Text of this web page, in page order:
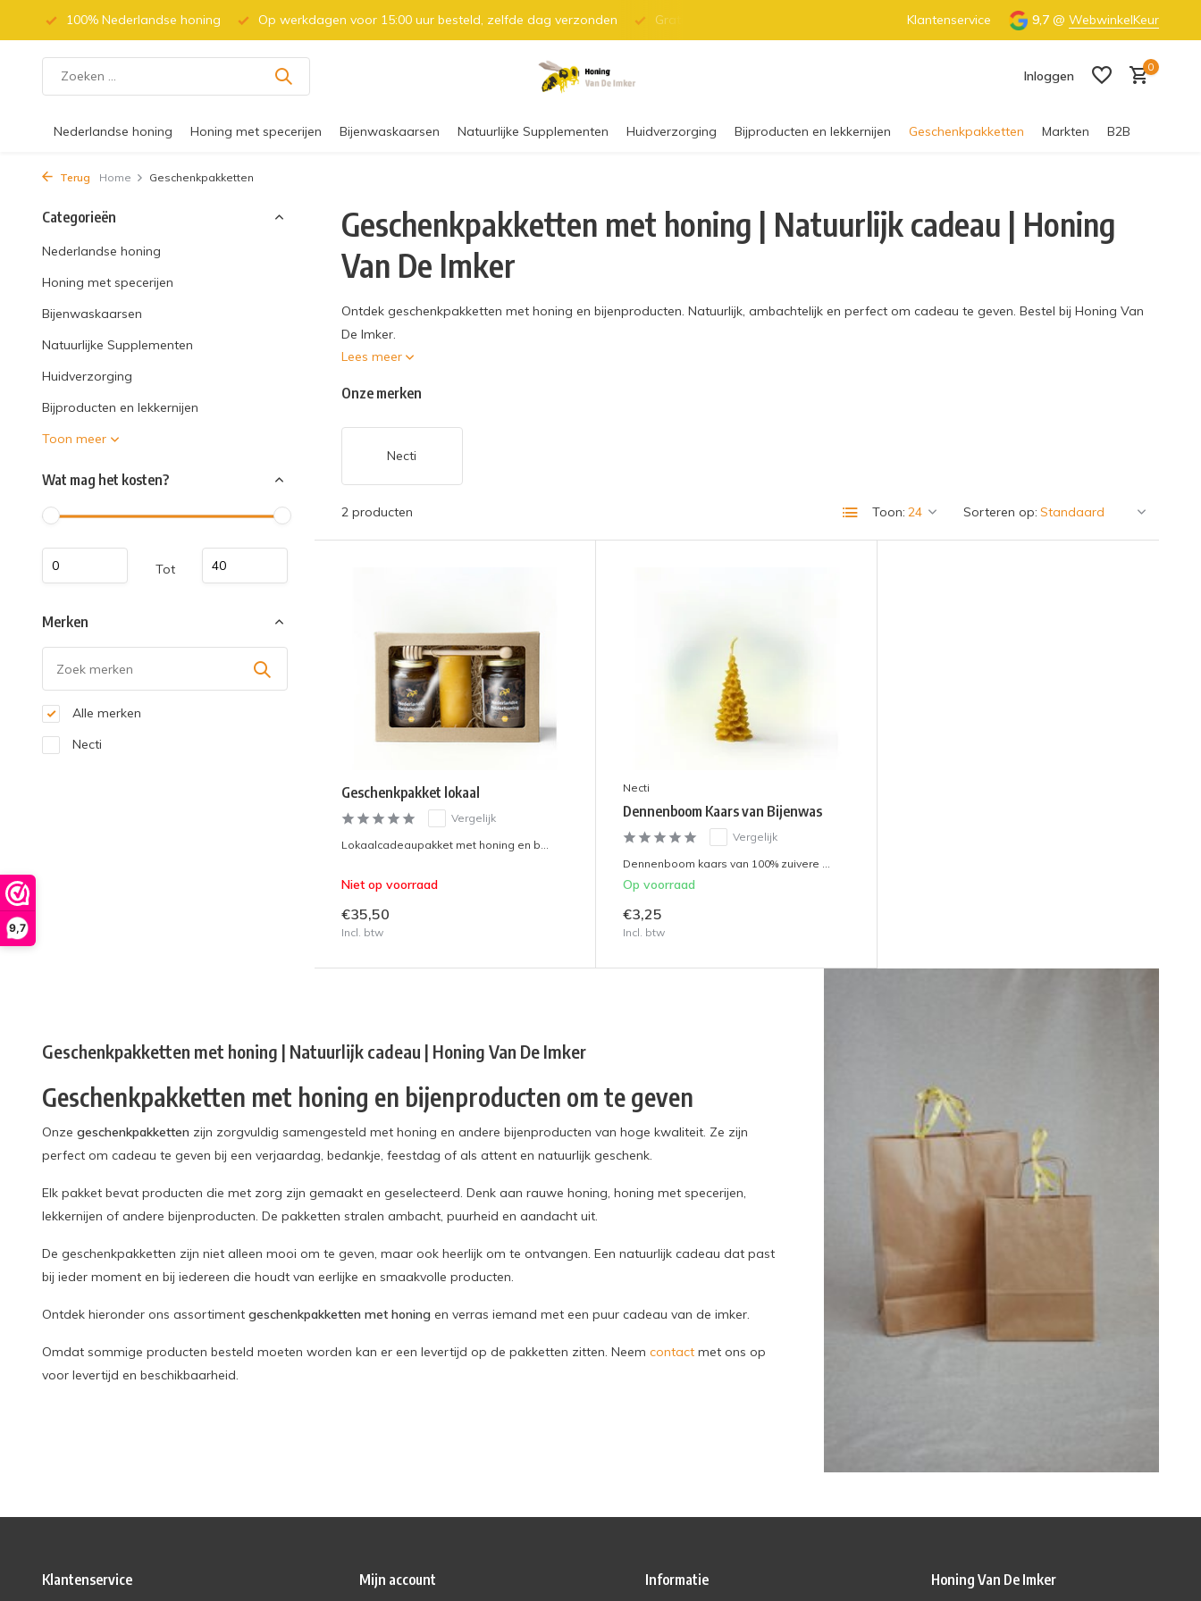
9,7
100% Nederlandse honing Op werkdagen voor 15:00 uur besteld, zelfde dag verzonden Gratis verzending vanaf €55 (NL) & €65 (BE) 100% Nederlandse honing
Klantenservice 9,7 @ WebwinkelKeur
Inloggen
Account aanmaken
0
Nederlandse honing Honing met specerijen Bijenwaskaarsen Natuurlijke Supplementen Huidverzorging Bijproducten en lekkernijen Geschenkpakketten Markten B2B
Terug Home Geschenkpakketten
Categorieën
Nederlandse honing
Honing met specerijen
Bijenwaskaarsen
Natuurlijke Supplementen
Huidverzorging
Bijproducten en lekkernijen
Toon meer
Wat mag het kosten?
Tot
Merken
Alle merken
Necti
Geschenkpakketten met honing | Natuurlijk cadeau | Honing
Van De Imker
Ontdek geschenkpakketten met honing en bijenproducten. Natuurlijk, ambachtelijk en perfect om cadeau te geven. Bestel bij Honing Van
De Imker.
Lees meer
Onze merken
Necti
2 producten Toon: Sorteren op:
Geschenkpakket lokaal
Vergelijk
Lokaalcadeaupakket met honing en b...
Niet op voorraad
€35,50
Incl. btw
Necti
Dennenboom Kaars van Bijenwas
Vergelijk
Dennenboom kaars van 100% zuivere ...
Op voorraad
€3,25
Incl. btw
Geschenkpakketten met honing | Natuurlijk cadeau | Honing Van De Imker
Geschenkpakketten met honing en bijenproducten om te geven
Onze geschenkpakketten zijn zorgvuldig samengesteld met honing en andere bijenproducten van hoge kwaliteit. Ze zijn
perfect om cadeau te geven bij een verjaardag, bedankje, feestdag of als attent en natuurlijk geschenk.
Elk pakket bevat producten die met zorg zijn gemaakt en geselecteerd. Denk aan rauwe honing, honing met specerijen,
lekkernijen of andere bijenproducten. De pakketten stralen ambacht, puurheid en aandacht uit.
De geschenkpakketten zijn niet alleen mooi om te geven, maar ook heerlijk om te ontvangen. Een natuurlijk cadeau dat past
bij ieder moment en bij iedereen die houdt van eerlijke en smaakvolle producten.
Ontdek hieronder ons assortiment geschenkpakketten met honing en verras iemand met een puur cadeau van de imker.
Omdat sommige producten besteld moeten worden kan er een levertijd op de pakketten zitten. Neem contact met ons op
voor levertijd en beschikbaarheid.
Klantenservice Mijn account Informatie Honing Van De Imker